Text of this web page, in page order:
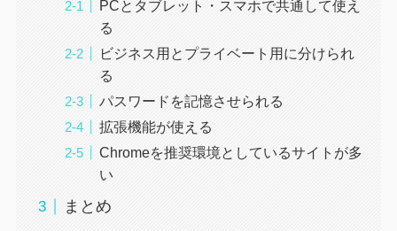
PCとタブレット・スマホで共通して使え
る
ビジネス用とプライベート用に分けられ
る
パスワードを記憶させられる
拡張機能が使える
Chromeを推奨環境としているサイトが多
い
まとめ